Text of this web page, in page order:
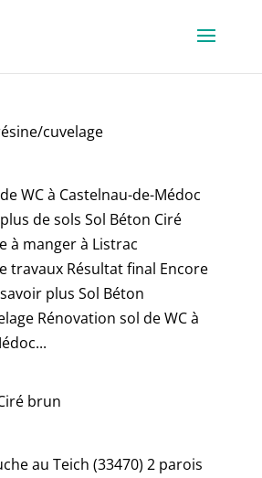
cuvelage
WC à Castelnau-de-Médoc
de sols Sol Béton Ciré
à manger à Listrac
travaux Résultat final Encore
plus Sol Béton
Rénovation sol de WC à
brun
au Teich (33470) 2 parois